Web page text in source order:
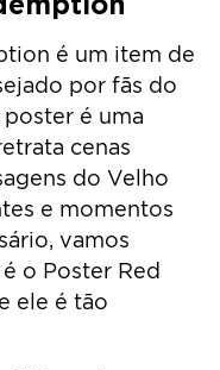
é um item de
por fãs do
é uma
cenas
do Velho
e momentos
vamos
o Poster Red
ele é tão